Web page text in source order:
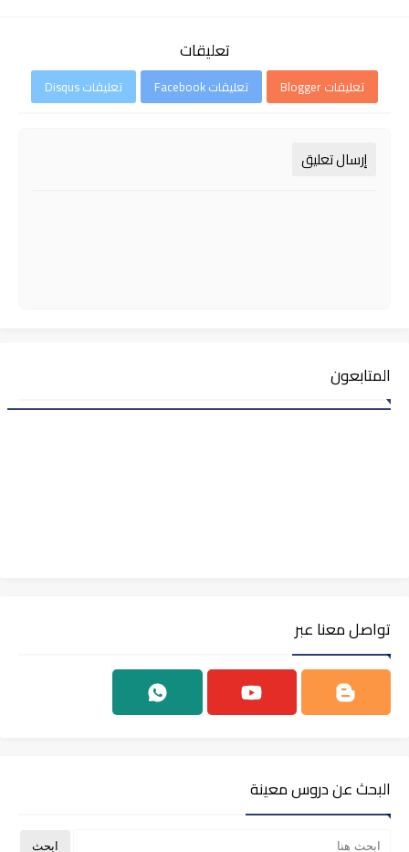
تعليقات
تعليقات Blogger تعليقات Facebook تعليقات Disqus
إرسال تعليق
المتابعون
تواصل معنا عبر
البحث عن دروس معينة